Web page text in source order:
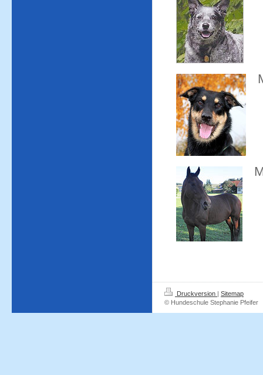
Druckversion | Sitemap
© Hundeschule Stephanie Pfeifer